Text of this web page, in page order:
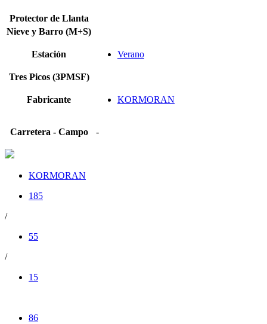
Protector de Llanta
Nieve y Barro (M+S)
Estación Verano
Tres Picos (3PMSF)
Fabricante KORMORAN
Carretera - Campo -
KORMORAN
185
/
55
/
15
86